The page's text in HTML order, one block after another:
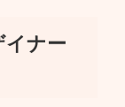
イナー